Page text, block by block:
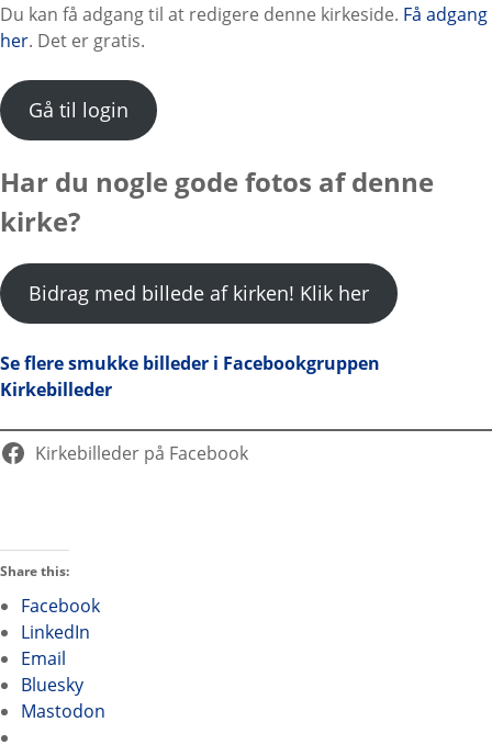
Du kan få adgang til at redigere denne kirkeside. Få adgang
her. Det er gratis.
Gå til login
Har du nogle gode fotos af denne
kirke?
Bidrag med billede af kirken! Klik her
Se flere smukke billeder i Facebookgruppen
Kirkebilleder
Kirkebilleder på Facebook
Share this:
Facebook
LinkedIn
Email
Bluesky
Mastodon